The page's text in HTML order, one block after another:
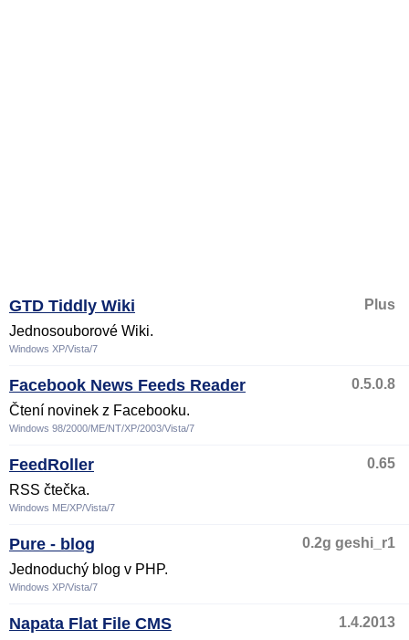
GTD Tiddly Wiki
Plus
Jednosouborové Wiki.
Windows XP/Vista/7
Facebook News Feeds Reader
0.5.0.8
Čtení novinek z Facebooku.
Windows 98/2000/ME/NT/XP/2003/Vista/7
FeedRoller
0.65
RSS čtečka.
Windows ME/XP/Vista/7
Pure - blog
0.2g geshi_r1
Jednoduchý blog v PHP.
Windows XP/Vista/7
Napata Flat File CMS
1.4.2013